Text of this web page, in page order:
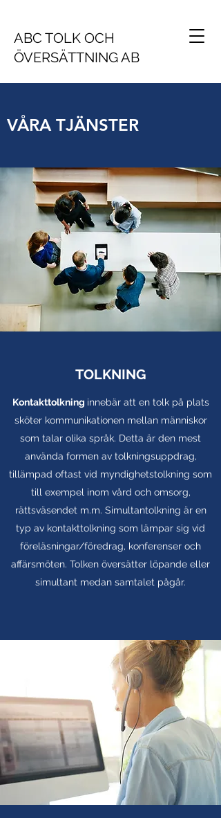
ABC TOLK OCH
ÖVERSÄTTNING AB
VÅRA TJÄNSTER
TOLKNING
Kontakttolkning innebär att en tolk på plats
sköter kommunikationen mellan människor
som talar olika språk. Detta är den mest
använda formen av tolkningsuppdrag,
tillämpad oftast vid myndighetstolkning som
till exempel inom vård och omsorg,
rättsväsendet m.m. Simultantolkning är en
typ av kontakttolkning som lämpar sig vid
föreläsningar/föredrag, konferenser och
affärsmöten. Tolken översätter löpande eller
simultant medan samtalet pågår.